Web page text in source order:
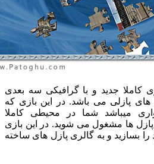
جدید و با گرافیکی سه بعدی
می باشد. در این بازی که
شما در محیطی کاملا
مشغول می شوید. در این بازی
و به گالری پازل های ساخته